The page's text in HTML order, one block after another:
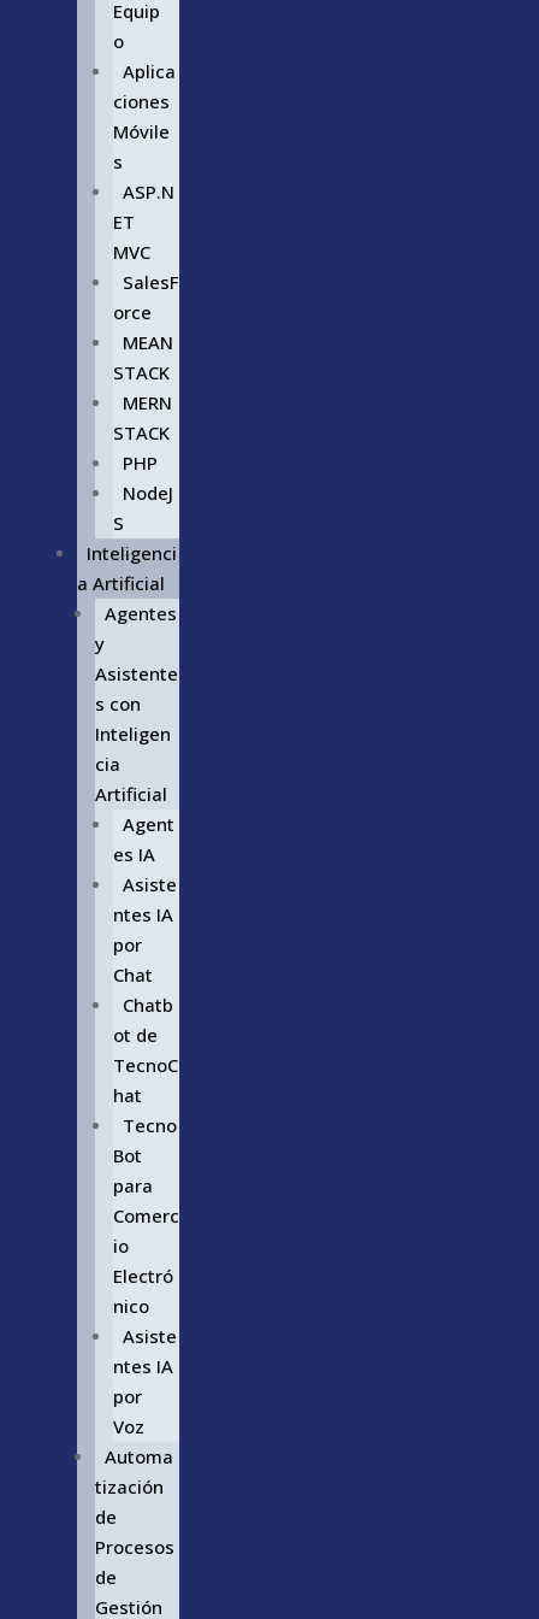
Equip
o
Aplica
ciones
Móvile
s
ASP.N
ET
MVC
SalesF
orce
MEAN
STACK
MERN
STACK
PHP
NodeJ
S
Inteligenci
a Artificial
Agentes
y
Asistente
s con
Inteligen
cia
Artificial
Agent
es IA
Asiste
ntes IA
por
Chat
Chatb
ot de
TecnoC
hat
Tecno
Bot
para
Comerc
io
Electró
nico
Asiste
ntes IA
por
Voz
Automa
tización
de
Procesos
de
Gestión